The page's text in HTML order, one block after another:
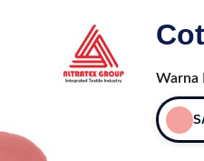
Warna